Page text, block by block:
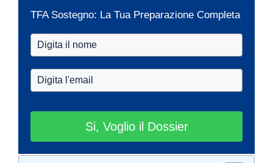
TFA Sostegno: La Tua Preparazione Completa
Si, Voglio il Dossier